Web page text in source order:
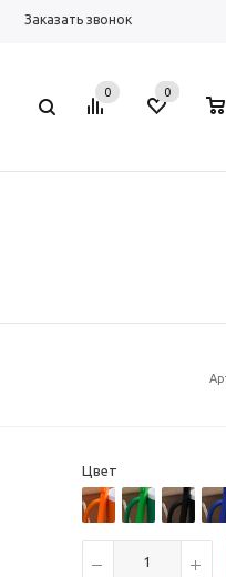
Заказать звонок
0 0
Цвет